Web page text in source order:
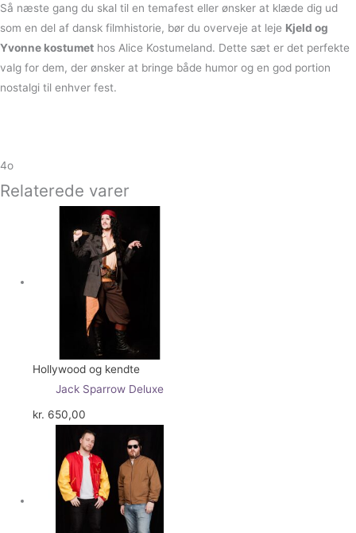
Så næste gang du skal til en temafest eller ønsker at klæde dig ud
som en del af dansk filmhistorie, bør du overveje at leje Kjeld og
Yvonne kostumet hos Alice Kostumeland. Dette sæt er det perfekte
valg for dem, der ønsker at bringe både humor og en god portion
nostalgi til enhver fest.
4o
Relaterede varer
Hollywood og kendte
Jack Sparrow Deluxe
kr. 650,00